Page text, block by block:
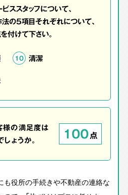
ススタッフについて、
法の5項目それぞれについて、
付けて下さい。
10 清潔
様の満足度は
ょうか。
100点
役所の手続きや不動産の連絡な